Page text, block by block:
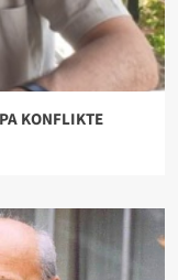
KONFLIKTE